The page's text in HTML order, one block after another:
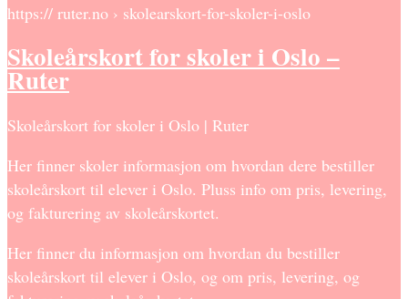
https:// ruter.no › skolearskort-for-skoler-i-oslo
Skoleårskort for skoler i Oslo –
Ruter
Skoleårskort for skoler i Oslo | Ruter
Her finner skoler informasjon om hvordan dere bestiller
skoleårskort til elever i Oslo. Pluss info om pris, levering,
og fakturering av skoleårskortet.
Her finner du informasjon om hvordan du bestiller
skoleårskort til elever i Oslo, og om pris, levering, og